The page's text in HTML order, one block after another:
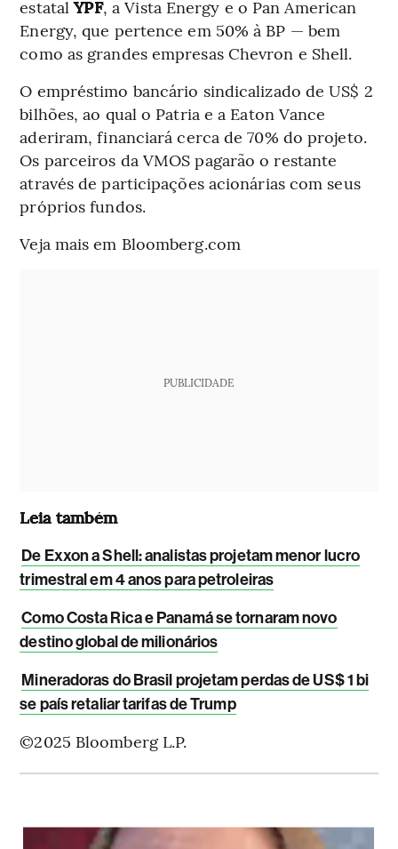
estatalYPF, a Vista Energy e o Pan American
Energy, que pertence em 50% à BP — bem
como as grandes empresas Chevron e Shell.
O empréstimo bancário sindicalizado de US$ 2
bilhões, ao qual o Patria e a Eaton Vance
aderiram, financiará cerca de 70% do projeto.
Os parceiros da VMOS pagarão o restante
através de participações acionárias com seus
próprios fundos.
Veja mais em Bloomberg.com
PUBLICIDADE
Leia também
De Exxon a Shell: analistas projetam menor lucro
trimestral em 4 anos para petroleiras
Como Costa Rica e Panamá se tornaram novo
destino global de milionários
Mineradoras do Brasil projetam perdas de US$ 1 bi
se país retaliar tarifas de Trump
©2025 Bloomberg L.P.